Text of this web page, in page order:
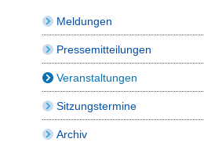
Meldungen
Pressemitteilungen
Veranstaltungen
Sitzungstermine
Archiv